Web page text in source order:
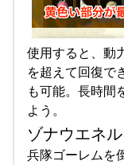
使用すると、動
を超えて回復で
も可能。長時間
よう。
ゾナウエネ
兵隊ゴーレムを